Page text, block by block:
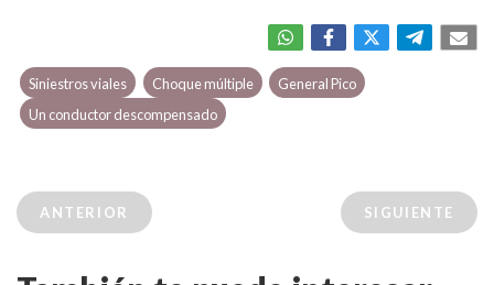
Siniestros viales Choque múltiple
General Pico
Un conductor descompensado
ANTERIOR SIGUIENTE